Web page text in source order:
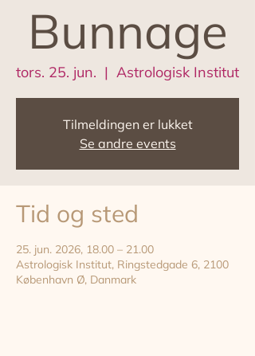
Bunnage
tors. 25. jun.
  |
Astrologisk Institut
Tilmeldingen er lukket
Se andre events
Tid og sted
25. jun. 2026, 18.00 – 21.00
Astrologisk Institut, Ringstedgade 6, 2100
København Ø, Danmark